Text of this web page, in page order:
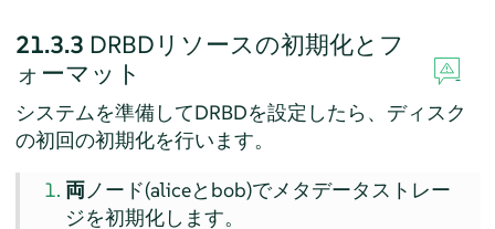
21.3.3 DRBDリソースの初期化とフ
ォーマット
システムを準備してDRBDを設定したら、ディスク
の初回の初期化を行います。
両 ノード(aliceとbob)でメタデータストレー
ジを初期化します。